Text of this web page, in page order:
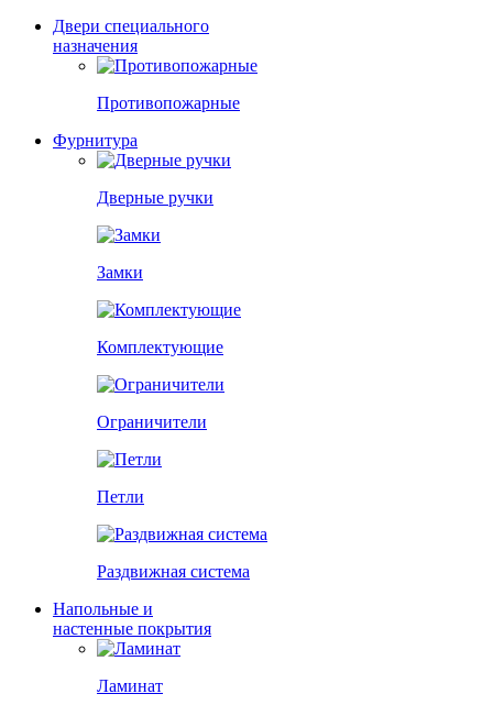
Двери специального
назначения
Противопожарные
Фурнитура
Дверные ручки
Замки
Комплектующие
Ограничители
Петли
Раздвижная система
Напольные и
настенные покрытия
Ламинат